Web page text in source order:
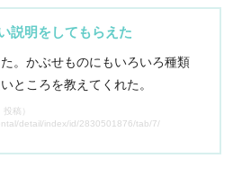
説明をしてもらえた
。かぶせものにもいろいろ種類
ところを教えてくれた。
稿）
detail/index/id/2830501876/tab/7/